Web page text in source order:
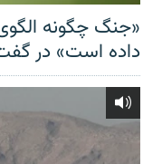
«جنگ چگونه الگوی
داده است» در